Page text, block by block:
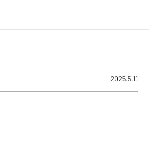
2025.5.11